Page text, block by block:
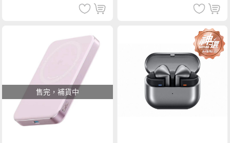
售完，補貨中